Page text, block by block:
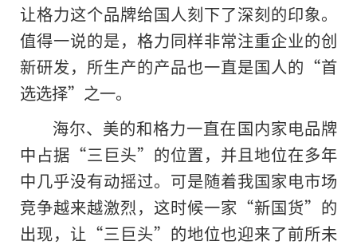
让格力这个品牌给国人刻下了深刻的印象。
值得一说的是，格力同样非常注重企业的创
新研发，所生产的产品也一直是国人的“首
选选择”之一。
海尔、美的和格力一直在国内家电品牌
中占据“三巨头”的位置，并且地位在多年
中几乎没有动摇过。可是随着我国家电市场
竞争越来越激烈，这时候一家“新国货”的
出现，让“三巨头”的地位也迎来了前所未